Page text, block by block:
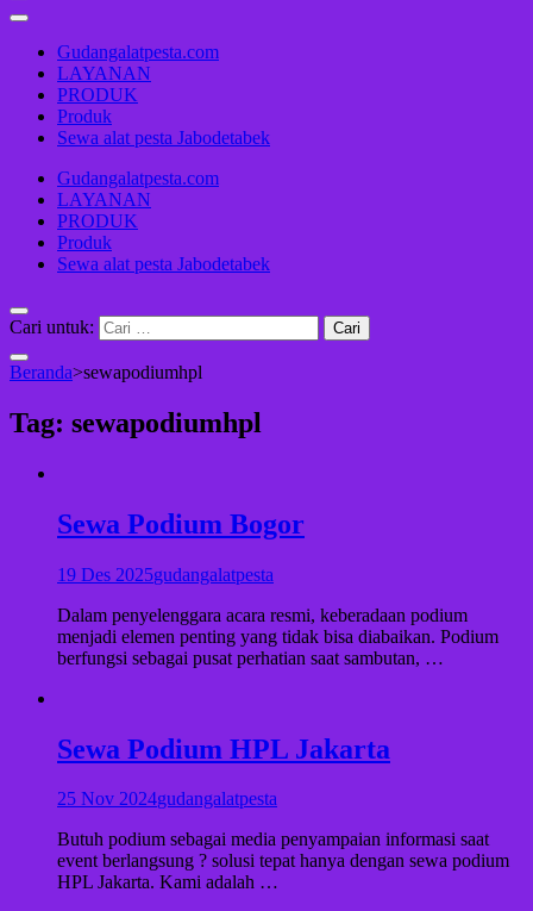
Gudangalatpesta.com
LAYANAN
PRODUK
Produk
Sewa alat pesta Jabodetabek
Gudangalatpesta.com
LAYANAN
PRODUK
Produk
Sewa alat pesta Jabodetabek
Cari untuk:
Beranda>sewapodiumhpl
Tag: sewapodiumhpl
Sewa Podium Bogor
19 Des 2025gudangalatpesta
Dalam penyelenggara acara resmi, keberadaan podium
menjadi elemen penting yang tidak bisa diabaikan. Podium
berfungsi sebagai pusat perhatian saat sambutan, …
Sewa Podium HPL Jakarta
25 Nov 2024gudangalatpesta
Butuh podium sebagai media penyampaian informasi saat
event berlangsung ? solusi tepat hanya dengan sewa podium
HPL Jakarta. Kami adalah …